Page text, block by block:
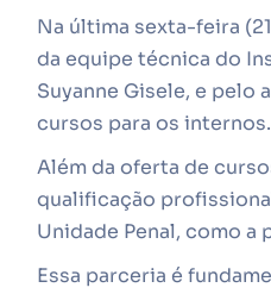
Na última sexta-feira
da equipe técnica do
Suyanne Gisele, e pelo
cursos para os internos.
Além da oferta de
qualificação
Unidade Penal, como
Essa parceria é